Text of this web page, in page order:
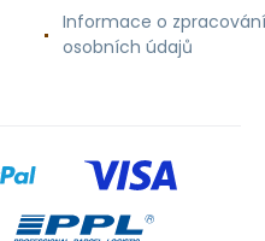
Informace o zpracování
osobních údajů